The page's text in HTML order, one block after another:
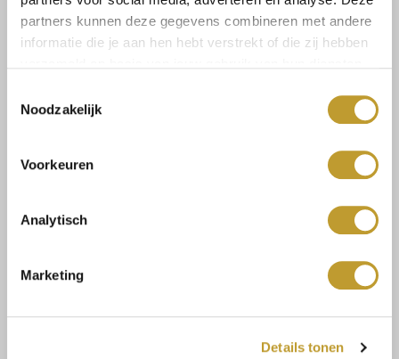
partners kunnen deze gegevens combineren met andere
informatie die je aan hen hebt verstrekt of die zij hebben
Noodzakelijk
Voorkeuren
Analytisch
Marketing
Details tonen
Voor 17.30u besteld, dezelfde dag verzonden